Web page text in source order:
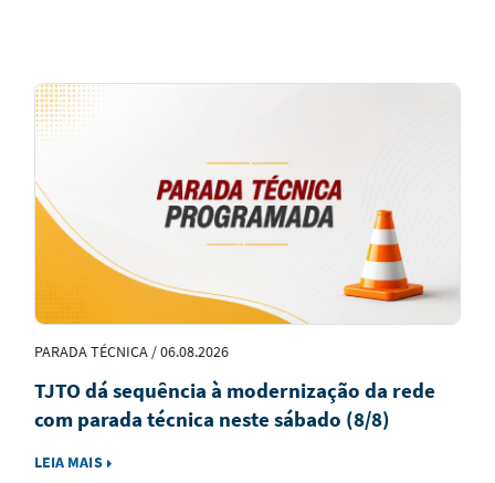
Notícias
em
PARADA TÉCNICA / 06.08.2026
TJTO dá sequência à modernização da rede
com parada técnica neste sábado (8/8)
LEIA MAIS